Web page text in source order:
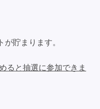
貯まります。
ると抽選に参加できま